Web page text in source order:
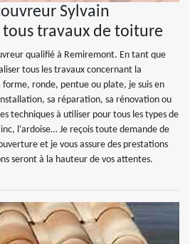
Sylvain
travaux de toiture
qualifié à Remiremont. En tant que
tous les travaux concernant la
ronde, pentue ou plate, je suis en
sa réparation, sa rénovation ou
techniques à utiliser pour tous les types de
l’ardoise… Je reçois toute demande de
et je vous assure des prestations
seront à la hauteur de vos attentes.